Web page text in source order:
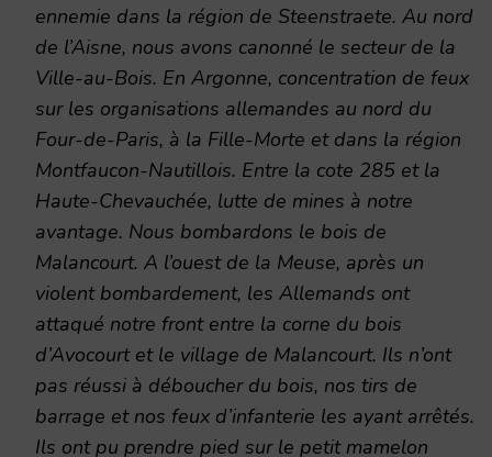
ennemie dans la région de Steenstraete. Au nord
de l’Aisne, nous avons canonné le secteur de la
Ville-au-Bois. En Argonne, concentration de feux
sur les organisations allemandes au nord du
Four-de-Paris, à la Fille-Morte et dans la région
Montfaucon-Nautillois. Entre la cote 285 et la
Haute-Chevauchée, lutte de mines à notre
avantage. Nous bombardons le bois de
Malancourt. A l’ouest de la Meuse, après un
violent bombardement, les Allemands ont
attaqué notre front entre la corne du bois
d’Avocourt et le village de Malancourt. Ils n’ont
pas réussi à déboucher du bois, nos tirs de
barrage et nos feux d’infanterie les ayant arrêtés.
Ils ont pu prendre pied sur le petit mamelon